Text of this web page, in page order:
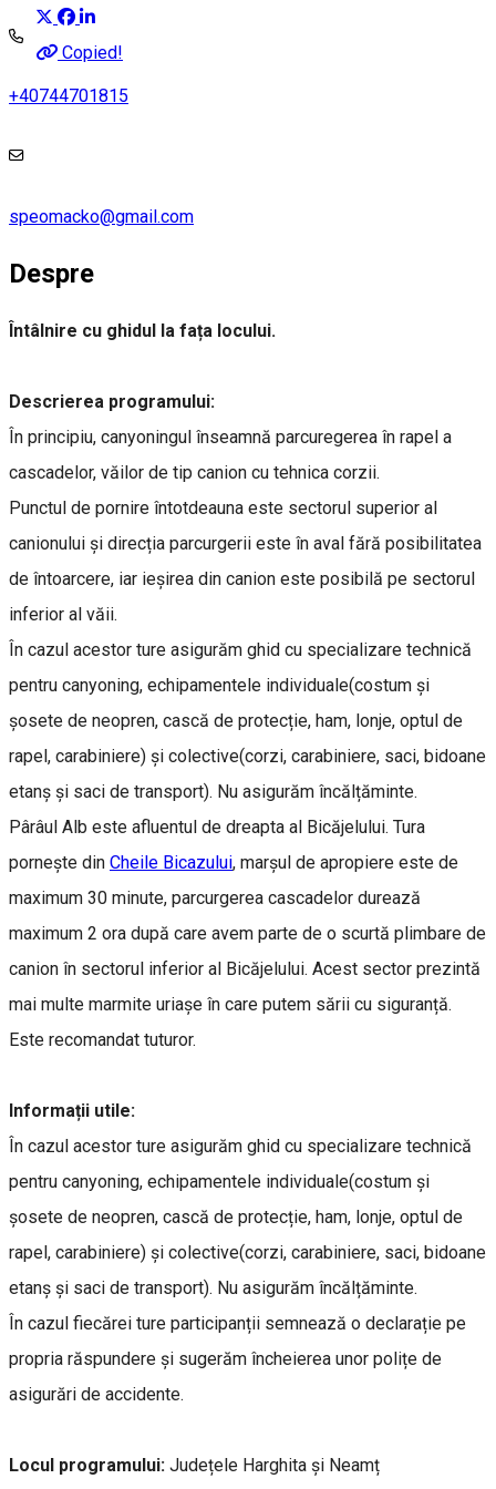
Copied!
+40744701815
speomacko@gmail.com
Despre
Întâlnire cu ghidul la fața locului.
Descrierea programului:
În principiu, canyoningul înseamnă parcuregerea în rapel a
cascadelor, văilor de tip canion cu tehnica corzii.
Punctul de pornire întotdeauna este sectorul superior al
canionului și direcția parcurgerii este în aval fără posibilitatea
de întoarcere, iar ieșirea din canion este posibilă pe sectorul
inferior al văii.
În cazul acestor ture asigurăm ghid cu specializare technică
pentru canyoning, echipamentele individuale(costum și
șosete de neopren, cască de protecție, ham, lonje, optul de
rapel, carabiniere) și colective(corzi, carabiniere, saci, bidoane
etanș și saci de transport). Nu asigurăm încălțăminte.
Pârâul Alb este afluentul de dreapta al Bicăjelului. Tura
pornește din Cheile Bicazului, marșul de apropiere este de
maximum 30 minute, parcurgerea cascadelor durează
maximum 2 ora după care avem parte de o scurtă plimbare de
canion în sectorul inferior al Bicăjelului. Acest sector prezintă
mai multe marmite uriașe în care putem sării cu siguranță.
Este recomandat tuturor.
Informații utile:
În cazul acestor ture asigurăm ghid cu specializare technică
pentru canyoning, echipamentele individuale(costum și
șosete de neopren, cască de protecție, ham, lonje, optul de
rapel, carabiniere) și colective(corzi, carabiniere, saci, bidoane
etanș și saci de transport). Nu asigurăm încălțăminte.
În cazul fiecărei ture participanții semnează o declarație pe
propria răspundere și sugerăm încheierea unor polițe de
asigurări de accidente.
Locul programului: Județele Harghita și Neamț